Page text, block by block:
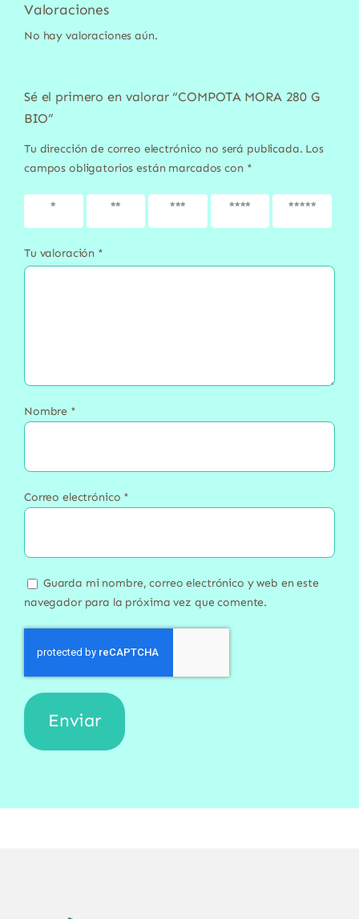
Valoraciones
No hay valoraciones aún.
Sé el primero en valorar “COMPOTA MORA 280 G
BIO”
Tu dirección de correo electrónico no será publicada. Los
campos obligatorios están marcados con *
1 de 5
2 de 5
3 de 5
4 de 5
5 de 5
Tu valoración *
Nombre *
Correo electrónico *
Guarda mi nombre, correo electrónico y web en este
navegador para la próxima vez que comente.